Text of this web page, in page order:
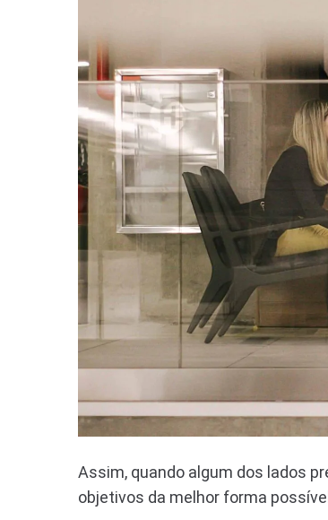
Assim, quando algum dos lados
objetivos da melhor forma